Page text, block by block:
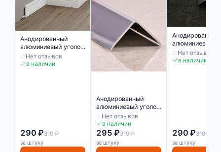
Анодированный
алюминиевый уголок
10х10 Серебро
Матовый
Нет отзывов
в наличии
290 ₽310 ₽
за штуку
Анодированный
алюминиевый уголок
10х10 Серебро
глянец
Нет отзывов
в наличии
295 ₽310 ₽
за штуку
Анодированный
алюминиевый
10х10 Серебро
Матовый
Нет отзывов
в наличии
290 ₽310 ₽
за штуку